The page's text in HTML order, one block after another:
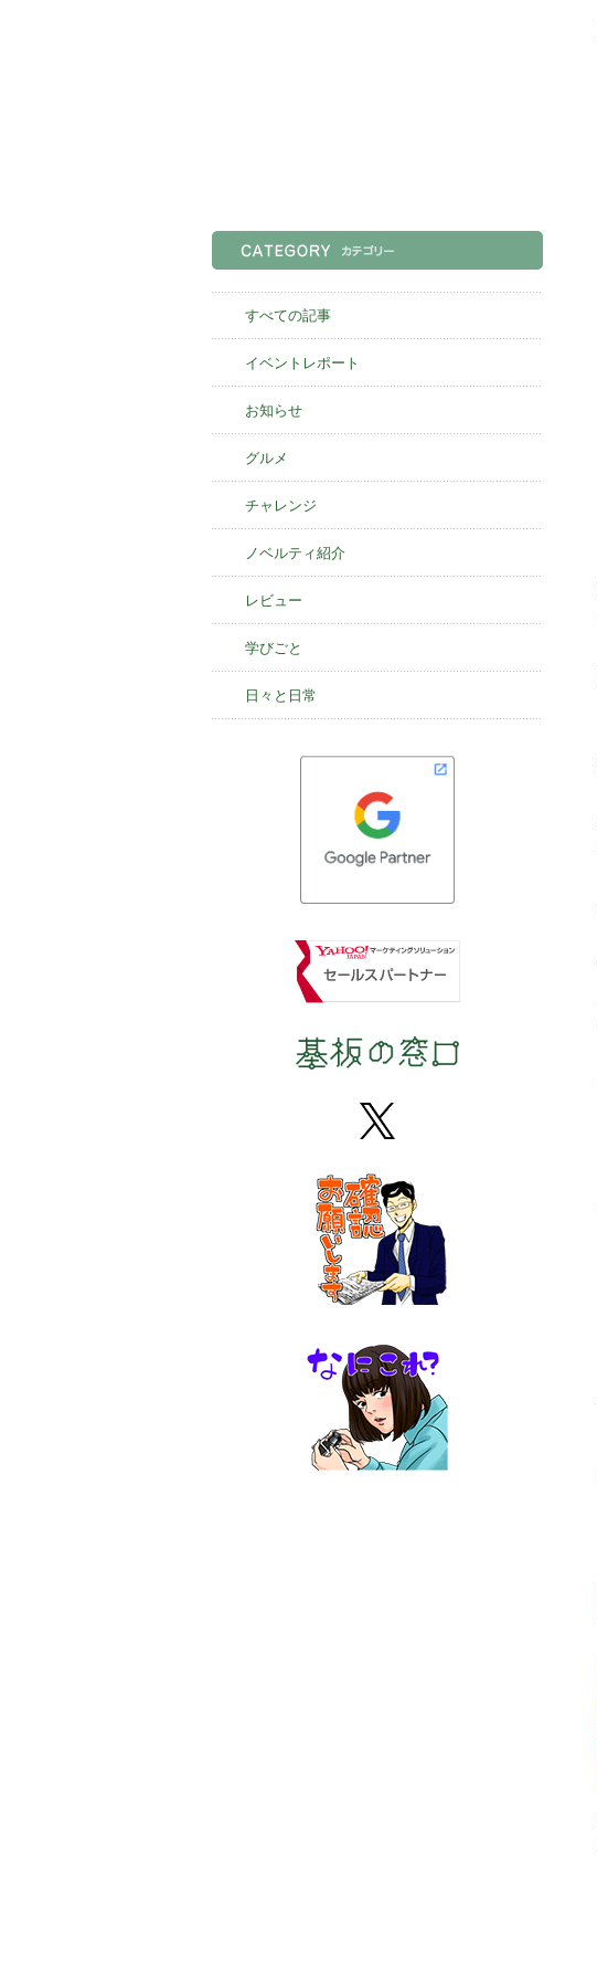
すべての記事
イベントレポート
お知らせ
グルメ
チャレンジ
ノベルティ紹介
レビュー
学びごと
日々と日常